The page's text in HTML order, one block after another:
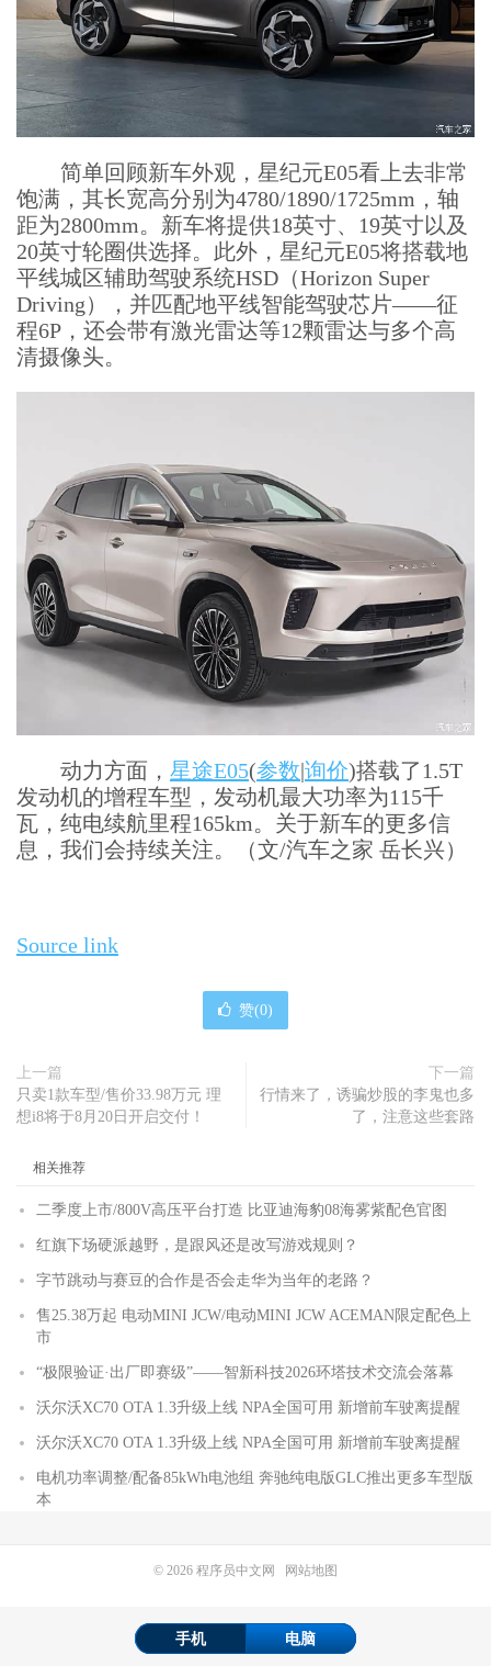
简单回顾新车外观，星纪元E05看上去非常
饱满，其长宽高分别为4780/1890/1725mm，轴
距为2800mm。新车将提供18英寸、19英寸以及
20英寸轮圈供选择。此外，星纪元E05将搭载地
平线城区辅助驾驶系统HSD（Horizon Super
Driving），并匹配地平线智能驾驶芯片——征
程6P，还会带有激光雷达等12颗雷达与多个高
清摄像头。
动力方面， 星途E05(参数|询价)搭载了1.5T
发动机的增程车型，发动机最大功率为115千
瓦，纯电续航里程165km。关于新车的更多信
息，我们会持续关注。（文/汽车之家 岳长兴）
Source link
赞(0)
上一篇
只卖1款车型/售价33.98万元 理
想i8将于8月20日开启交付！
下一篇
行情来了，诱骗炒股的李鬼也多
了，注意这些套路
相关推荐
二季度上市/800V高压平台打造 比亚迪海豹08海雾紫配色官图
红旗下场硬派越野，是跟风还是改写游戏规则？
字节跳动与赛豆的合作是否会走华为当年的老路？
售25.38万起 电动MINI JCW/电动MINI JCW ACEMAN限定配色上
市
“极限验证·出厂即赛级”——智新科技2026环塔技术交流会落幕
沃尔沃XC70 OTA 1.3升级上线 NPA全国可用 新增前车驶离提醒
沃尔沃XC70 OTA 1.3升级上线 NPA全国可用 新增前车驶离提醒
电机功率调整/配备85kWh电池组 奔驰纯电版GLC推出更多车型版
本
© 2026 程序员中文网 网站地图
手机 电脑